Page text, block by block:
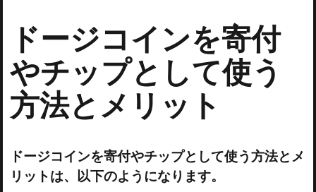
ドージコインを寄付
やチップとして使う
方法とメリット
ドージコインを寄付やチップとして使う方法とメ
リットは、以下のようになります。